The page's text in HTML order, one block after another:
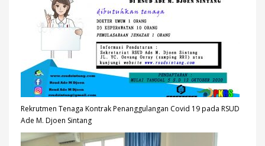
Rekrutmen Tenaga Kontrak Penanggulangan Covid 19 pada RSUD
Ade M. Djoen Sintang